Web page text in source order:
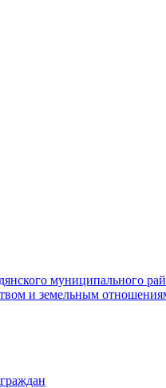
муниципального
и земельным